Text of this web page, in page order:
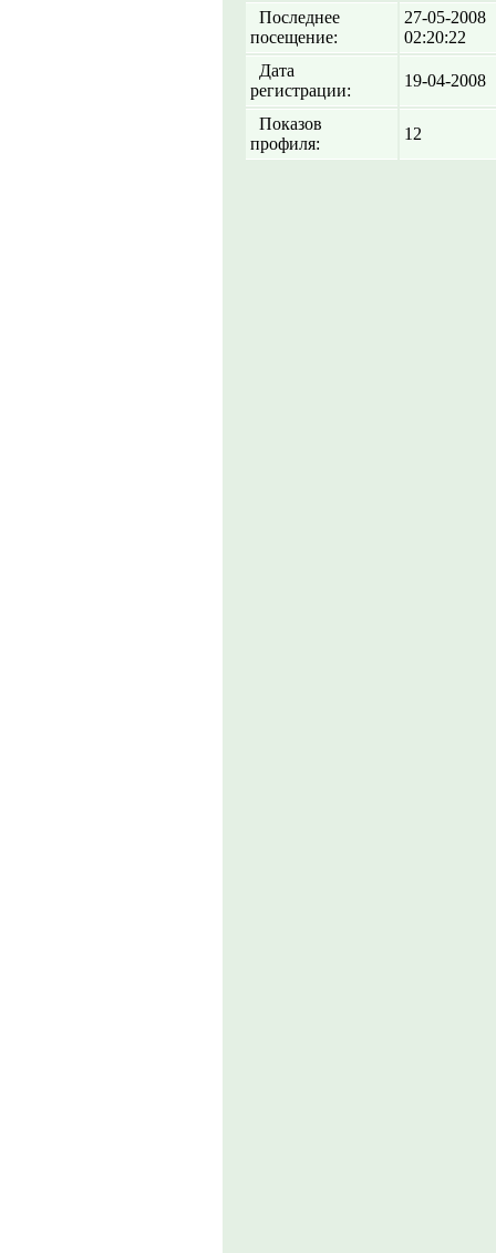
Последнее
посещение:
27-05-2008
02:20:22
Дата
регистрации:
19-04-2008
Показов
профиля:
12